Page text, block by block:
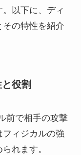
以下に、ディ
の特性を紹介
役割
前で相手の攻撃
ィジカルの強
れます。